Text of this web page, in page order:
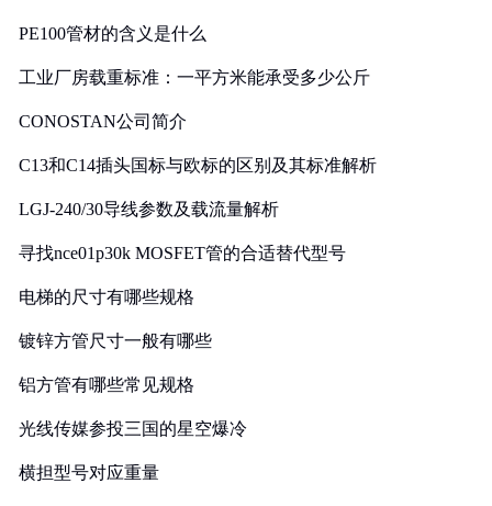
PE100管材的含义是什么
工业厂房载重标准：一平方米能承受多少公斤
CONOSTAN公司简介
C13和C14插头国标与欧标的区别及其标准解析
LGJ-240/30导线参数及载流量解析
寻找nce01p30k MOSFET管的合适替代型号
电梯的尺寸有哪些规格
镀锌方管尺寸一般有哪些
铝方管有哪些常见规格
光线传媒参投三国的星空爆冷
横担型号对应重量